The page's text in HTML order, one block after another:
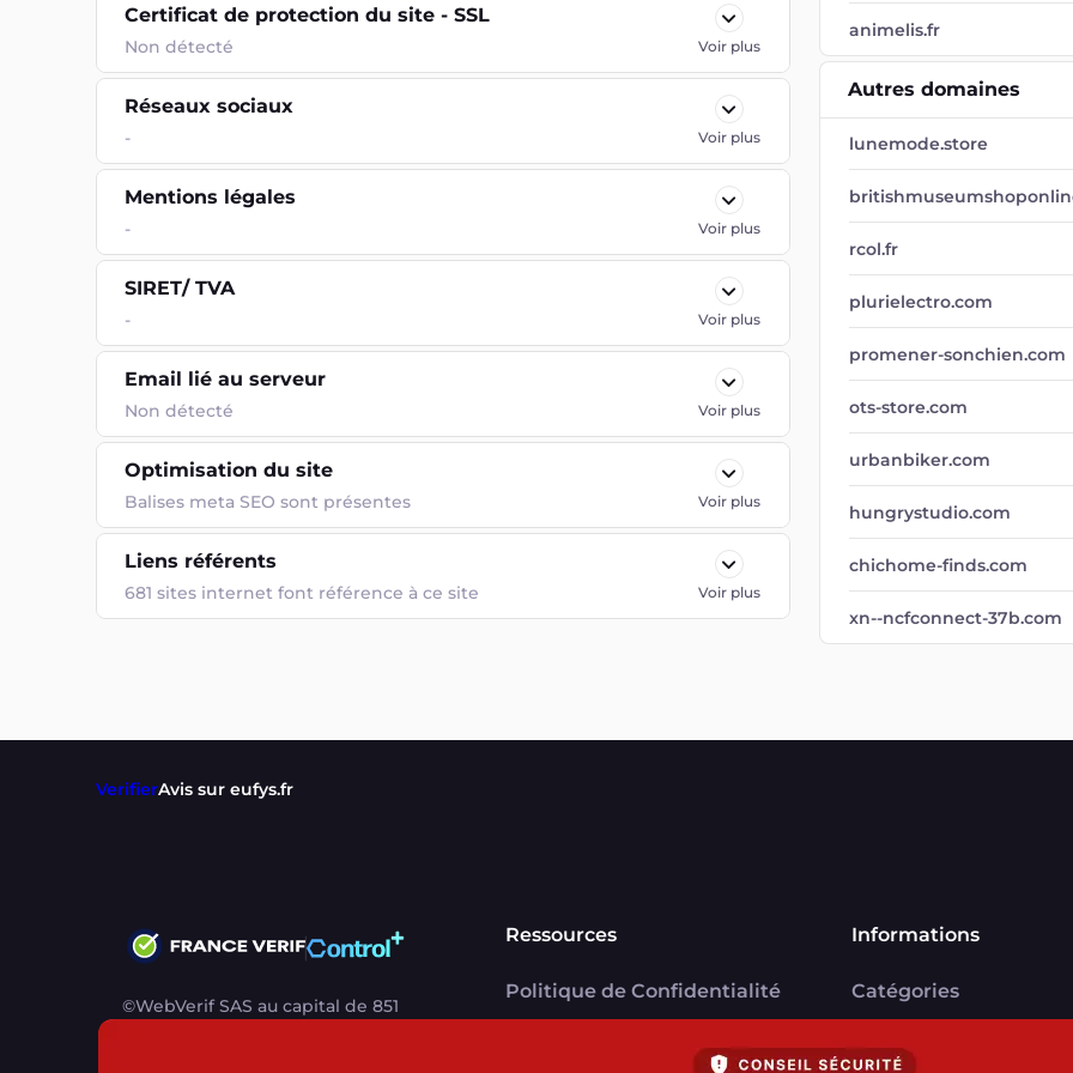
Certificat de protection du site - SSL
Non détecté Voir plus
Réseaux sociaux
- Voir plus
Mentions légales
- Voir plus
SIRET/ TVA
- Voir plus
Email lié au serveur
Non détecté Voir plus
Optimisation du site
Balises meta SEO sont présentes Voir plus
Liens référents
681 sites internet font référence à ce site Voir plus
animelis.fr
Autres domaines
lunemode.store
rcol.fr
plurielectro.com
promener-sonchien.com
ots-store.com
urbanbiker.com
hungrystudio.com
chichome-finds.com
xn--ncfconnect-37b.com
VerifierAvis sur eufys.fr
©WebVerif SAS au capital de 851
Ressources
Politique de Confidentialité
Informations
Catégories
Signaler une arnaque